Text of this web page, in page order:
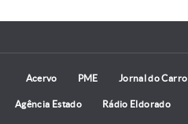
Acervo PME Jornal do Carro
Agência Estado Rádio Eldorado